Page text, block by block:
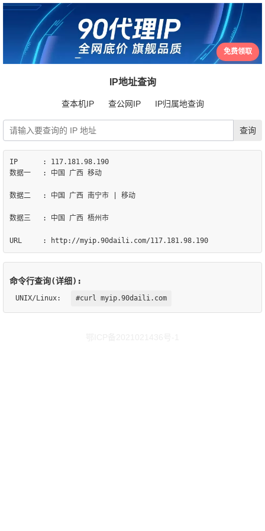
免费领取
IP地址查询
查本机IP 查公网IP IP归属地查询
IP	: 117.181.98.190
数据一	: 中国 广西 移动
数据二	: 中国 广西 南宁市 | 移动
数据三	: 中国 广西 梧州市
命令行查询(详细):
UNIX/Linux: #curl myip.90daili.com